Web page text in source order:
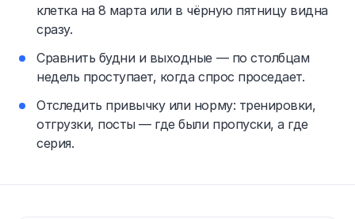
клетка на 8 марта или в чёрную пятницу видна
сразу.
Сравнить будни и выходные — по столбцам
недель проступает, когда спрос проседает.
Отследить привычку или норму: тренировки,
отгрузки, посты — где были пропуски, а где
серия.